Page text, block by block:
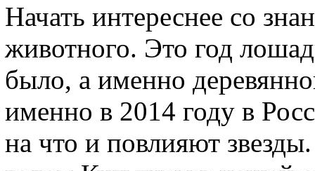
Начать интереснее со
животного. Это год
было, а именно
именно в 2014 году в
на что и повлияют